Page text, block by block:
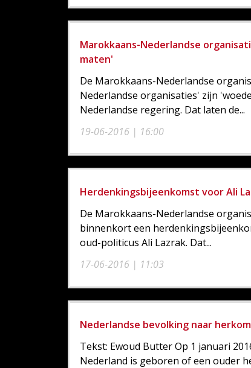
Marokkaans-Nederlandse
maten'
19-06-2016 | 16:00
De Marokkaans-Nederlandse
Nederlandse organisaties' zijn
Nederlandse regering. Dat laten de...
Herdenkingsbijeenkomst voor Ali
17-06-2016 | 11:03
De Marokkaans-Nederlandse
binnenkort een
oud-politicus Ali Lazrak. Dat...
Nederlandse bevolking naar
Tekst: Ewoud Butter Op 1 januari
Nederland is geboren of een ouder